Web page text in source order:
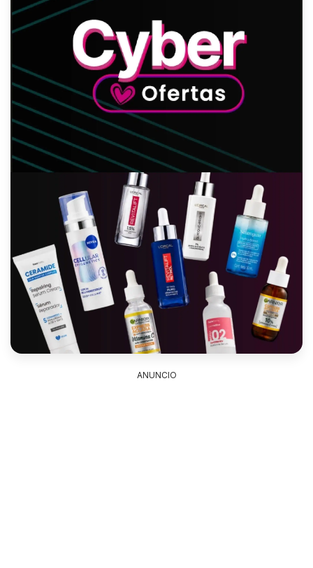
ANUNCIO